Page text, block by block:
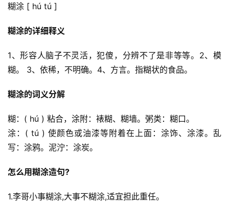
糊涂 [ hú tú ]
糊涂的详细释义
1、形容人脑子不灵活，犯傻，分辨不了是非等等。2、模
糊。 3、依稀，不明确。4、方言。指糊状的食品。
糊涂的词义分解
糊：( hú ) 粘合，涂附：裱糊、糊墙。粥类：糊口。
涂：( tú ) 使颜色或油漆等附着在上面：涂饰、涂漆。乱
写：涂鸦。泥泞：涂炭。
怎么用糊涂造句?
1.李哥小事糊涂,大事不糊涂,适宜担此重任。